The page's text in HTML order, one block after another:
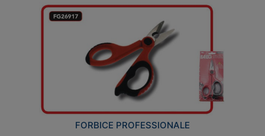
FORBICE PROFESSIONALE